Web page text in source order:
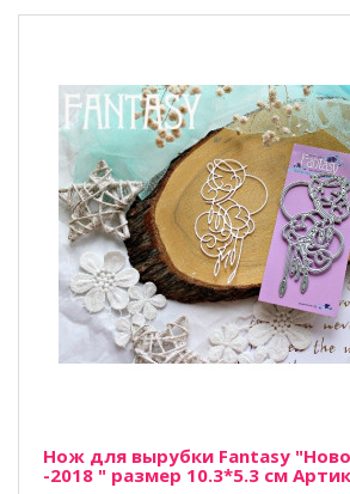
Нож для вырубки Fantasy
-2018 " размер 10.3*5.3 см